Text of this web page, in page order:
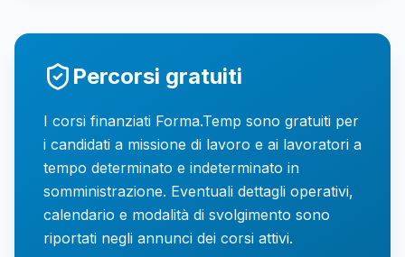
Percorsi gratuiti
I corsi finanziati Forma.Temp sono gratuiti per
i candidati a missione di lavoro e ai lavoratori a
tempo determinato e indeterminato in
somministrazione. Eventuali dettagli operativi,
calendario e modalità di svolgimento sono
riportati negli annunci dei corsi attivi.